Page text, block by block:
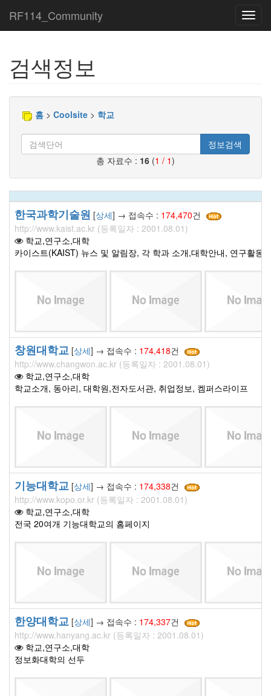
RF114_Community
검색정보
홈 > Coolsite > 학교
정보검색
총 자료수 : 16 (1 / 1)
한국과학기술원 [상세] → 접속수 : 174,470건
http://www.kaist.ac.kr (등록일자 : 2001.08.01)
학교,연구소,대학
카이스트(KAIST) 뉴스 및 알림장, 각 학과 소개,대학안내, 연구활
창원대학교 [상세] → 접속수 : 174,418건
http://www.changwon.ac.kr (등록일자 : 2001.08.01)
학교,연구소,대학
학교소개, 동아리, 대학원,전자도서관, 취업정보, 켐퍼스라이프
기능대학교 [상세] → 접속수 : 174,338건
http://www.kopo.or.kr (등록일자 : 2001.08.01)
학교,연구소,대학
전국 20여개 기능대학교의 홈페이지
한양대학교 [상세] → 접속수 : 174,337건
http://www.hanyang.ac.kr (등록일자 : 2001.08.01)
학교,연구소,대학
정보화대학의 선두